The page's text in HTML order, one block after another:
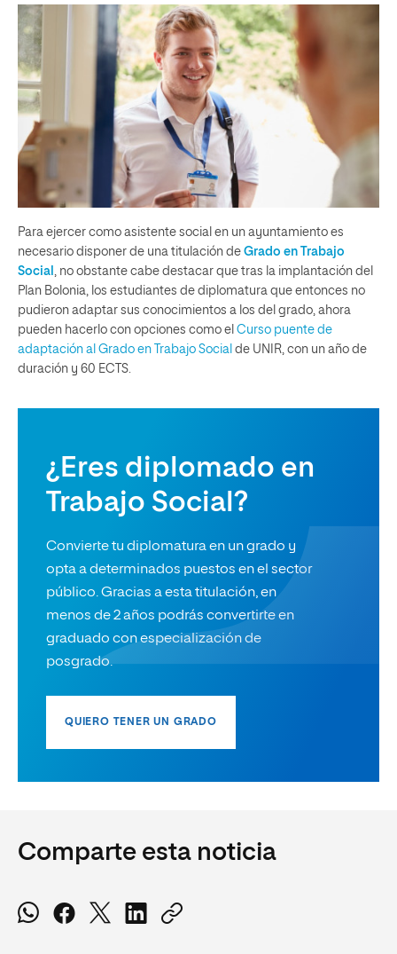
Para ejercer como asistente social en un ayuntamiento es
necesario disponer de una titulación de Grado en Trabajo
Social , no obstante cabe destacar que tras la implantación del
Plan Bolonia, los estudiantes de diplomatura que entonces no
pudieron adaptar sus conocimientos a los del grado, ahora
pueden hacerlo con opciones como el Curso puente de
adaptación al Grado en Trabajo Social de UNIR, con un año de
duración y 60 ECTS.
¿Eres diplomado en
Trabajo Social?
Convierte tu diplomatura en un grado y
opta a determinados puestos en el sector
público. Gracias a esta titulación, en
menos de 2 años podrás convertirte en
graduado con especialización de
posgrado.
QUIERO TENER UN GRADO
Comparte esta noticia